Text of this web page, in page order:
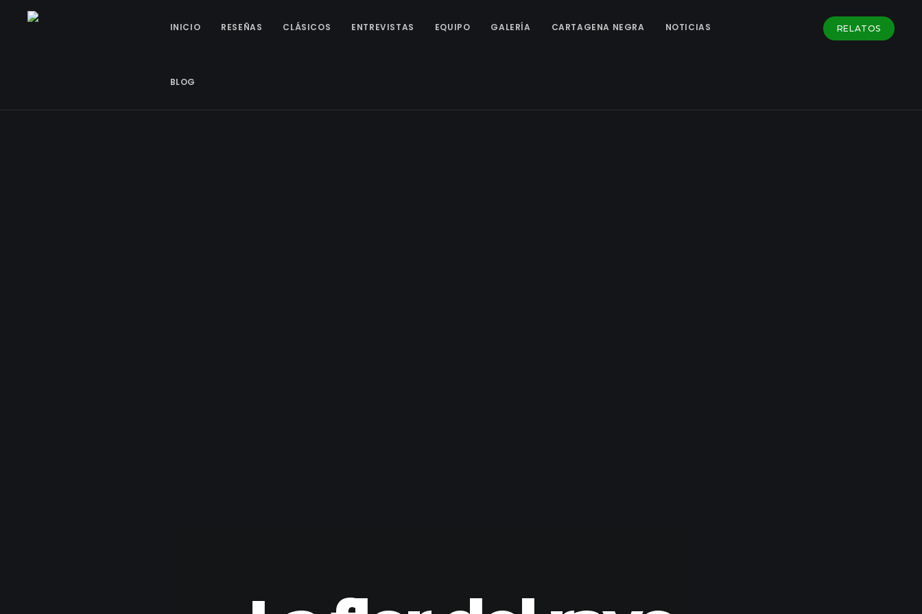
INICIO RESEÑAS CLÁSICOS ENTREVISTAS EQUIPO GALERÍA CARTAGENA NEGRA NOTICIAS
BLOG
RELATOS